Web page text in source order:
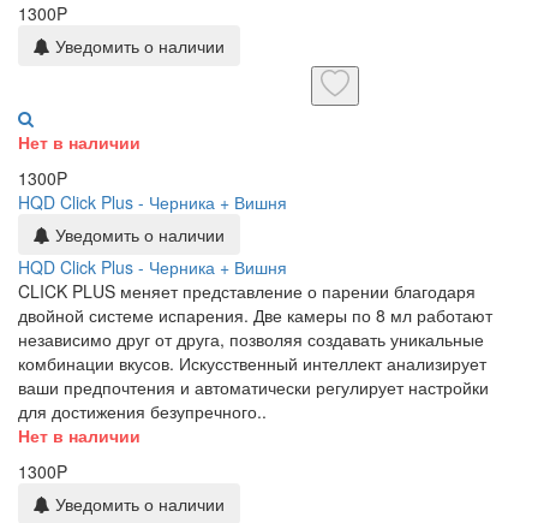
1300P
Уведомить о наличии
Нет в наличии
1300P
HQD Click Plus - Черника + Вишня
Уведомить о наличии
HQD Click Plus - Черника + Вишня
CLICK PLUS меняет представление о парении благодаря
двойной системе испарения. Две камеры по 8 мл работают
независимо друг от друга, позволяя создавать уникальные
комбинации вкусов. Искусственный интеллект анализирует
ваши предпочтения и автоматически регулирует настройки
для достижения безупречного..
Нет в наличии
1300P
Уведомить о наличии